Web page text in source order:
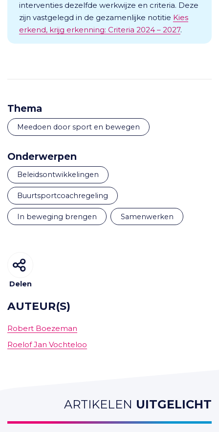
interventies dezelfde werkwijze en criteria. Deze
zijn vastgelegd in de gezamenlijke notitie Kies
erkend, krijg erkenning: Criteria 2024 – 2027.
Thema
Meedoen door sport en bewegen
Onderwerpen
beleidsontwikkelingen
buurtsportcoachregeling
in beweging brengen samenwerken
Delen
AUTEUR(S)
Robert Boezeman
Roelof Jan Vochteloo
ARTIKELEN UITGELICHT